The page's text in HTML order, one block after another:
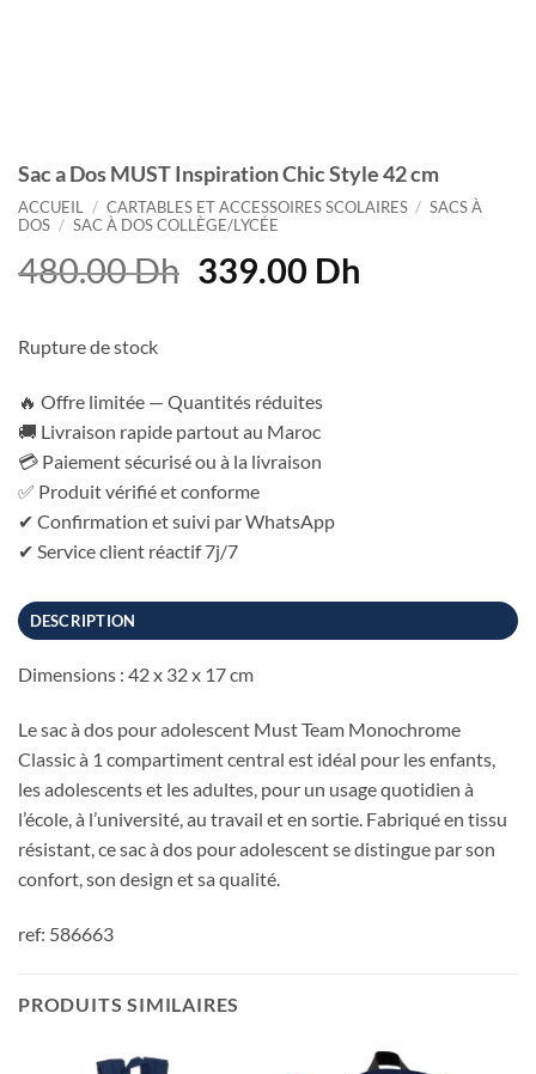
Sac a Dos MUST Inspiration Chic Style 42 cm
ACCUEIL / CARTABLES ET ACCESSOIRES SCOLAIRES / SACS À
DOS / SAC À DOS COLLÈGE/LYCÉE
480.00Dh Le
480.00 Dh.
339.00 DhLe
Rupture de stock
🔥 Offre limitée — Quantités réduites
🚚 Livraison rapide partout au Maroc
💳 Paiement sécurisé ou à la livraison
✅ Produit vérifié et conforme
✔ Confirmation et suivi par WhatsApp
✔ Service client réactif 7j/7
DESCRIPTION
Dimensions : 42 x 32 x 17 cm
Le sac à dos pour adolescent Must Team Monochrome
Classic à 1 compartiment central est idéal pour les enfants,
les adolescents et les adultes, pour un usage quotidien à
l’école, à l’université, au travail et en sortie. Fabriqué en tissu
résistant, ce sac à dos pour adolescent se distingue par son
confort, son design et sa qualité.
ref: 586663
PRODUITS SIMILAIRES